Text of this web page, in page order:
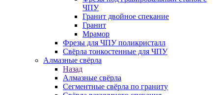
ЧПУ
Гранит двойное спекание
Гранит
Мрамор
Фрезы для ЧПУ поликристалл
Свёрла тонкостенные для ЧПУ
Алмазные свёрла
Назад
Алмазные свёрла
Сегментные свёрла по граниту